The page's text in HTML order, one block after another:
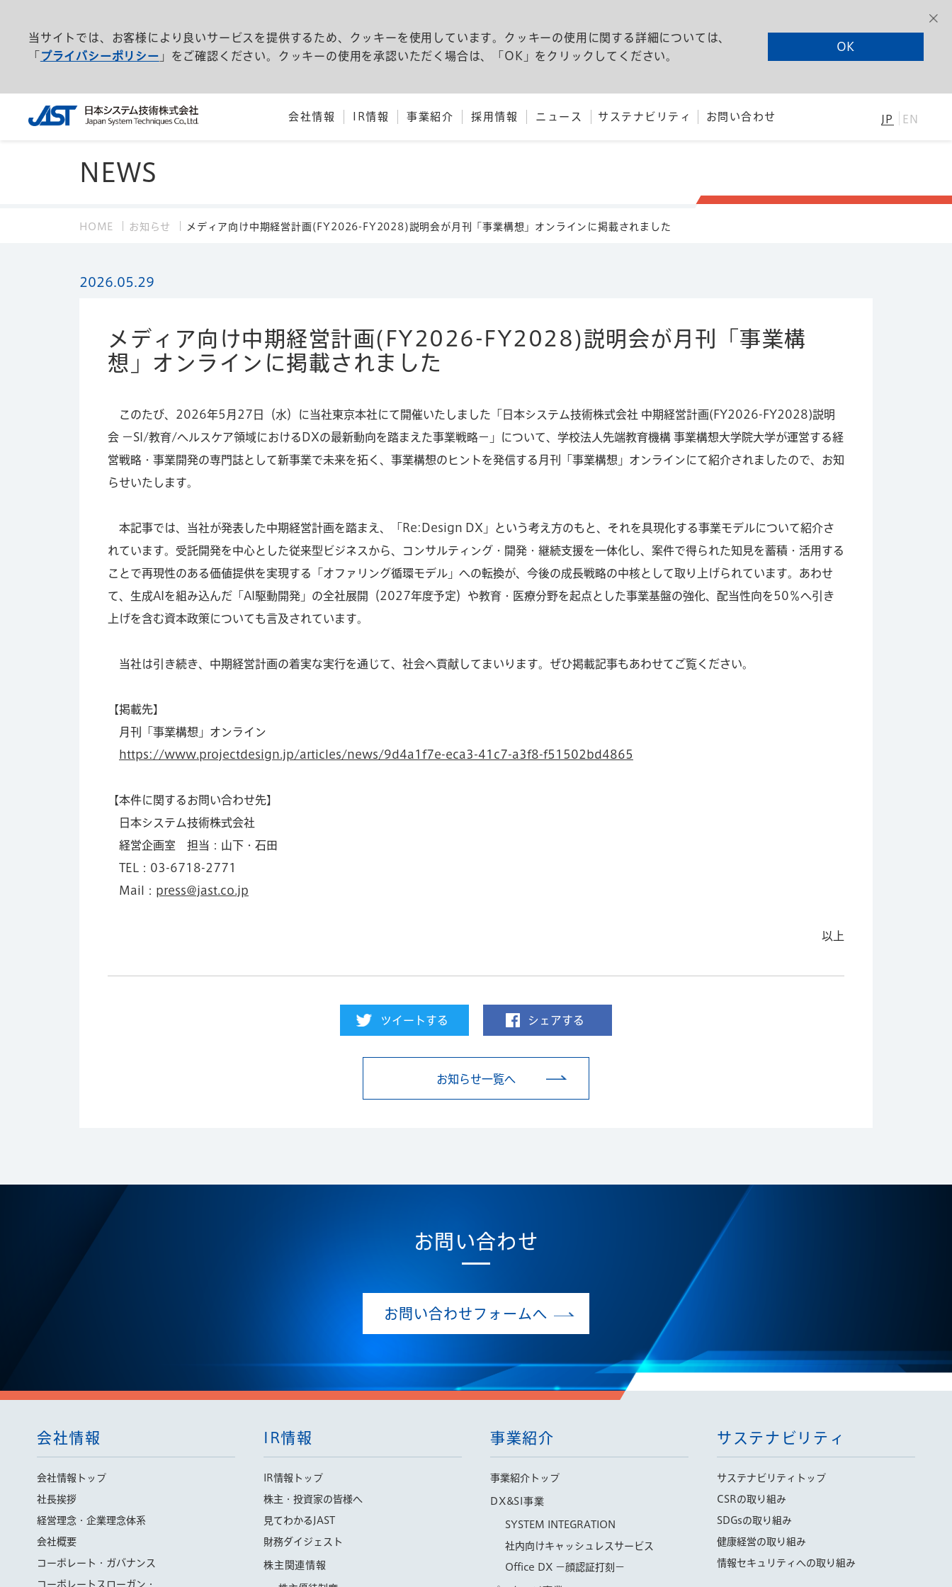
当サイトでは、お客様により良いサービスを提供するため、クッキーを使用しています。クッキーの使用に関する詳細については、
「 プライバシーポリシー 」をご確認ください。クッキーの使用を承認いただく場合は、「OK」をクリックしてください。
OK
会社情報 IR情報 事業紹介 採用情報 ニュース サステナビリティ お問い合わせ JP EN
NEWS
HOME お知らせ メディア向け中期経営計画(FY2026-FY2028)説明会が月刊「事業構想」オンラインに掲載されました
2026.05.29
メディア向け中期経営計画(FY2026-FY2028)説明会が月刊「事業構
想」オンラインに掲載されました
このたび、2026年5月27日（水）に当社東京本社にて開催いたしました「日本システム技術株式会社 中期経営計画(FY2026-FY2028)説明
会 －SI/教育/ヘルスケア領域におけるDXの最新動向を踏まえた事業戦略－」について、学校法人先端教育機構 事業構想大学院大学が運営する経
営戦略・事業開発の専門誌として新事業で未来を拓く、事業構想のヒントを発信する月刊「事業構想」オンラインにて紹介されましたので、お知
らせいたします。
本記事では、当社が発表した中期経営計画を踏まえ、「Re:Design DX」という考え方のもと、それを具現化する事業モデルについて紹介さ
れています。受託開発を中心とした従来型ビジネスから、コンサルティング・開発・継続支援を一体化し、案件で得られた知見を蓄積・活用する
ことで再現性のある価値提供を実現する「オファリング循環モデル」への転換が、今後の成長戦略の中核として取り上げられています。あわせ
て、生成AIを組み込んだ「AI駆動開発」の全社展開（2027年度予定）や教育・医療分野を起点とした事業基盤の強化、配当性向を50％へ引き
上げを含む資本政策についても言及されています。
当社は引き続き、中期経営計画の着実な実行を通じて、社会へ貢献してまいります。ぜひ掲載記事もあわせてご覧ください。
【掲載先】
月刊「事業構想」オンライン
https://www.projectdesign.jp/articles/news/9d4a1f7e-eca3-41c7-a3f8-f51502bd4865
【本件に関するお問い合わせ先】
日本システム技術株式会社
経営企画室 担当：山下・石田
TEL：03-6718-2771
Mail： press@jast.co.jp
以上
ツイートする シェアする
お知らせ一覧へ
お問い合わせ
お問い合わせフォームへ
会社情報
会社情報トップ
社長挨拶
経営理念・企業理念体系
会社概要
コーポレート・ガバナンス
コーポレートスローガン・
IR情報
IR情報トップ
株主・投資家の皆様へ
見てわかるJAST
財務ダイジェスト
株主関連情報
事業紹介
事業紹介トップ
DX&SI事業
SYSTEM INTEGRATION
社内向けキャッシュレスサービス
Office DX −顔認証打刻−
サステナビリティ
サステナビリティトップ
CSRの取り組み
SDGsの取り組み
健康経営の取り組み
情報セキュリティへの取り組み